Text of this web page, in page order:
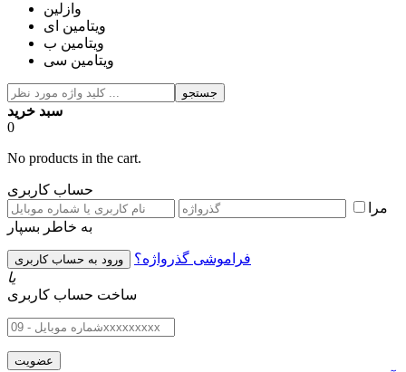
وازلین
ویتامین ای
ویتامین ب
ویتامین سی
جستجو
سبد خرید
0
No products in the cart.
حساب کاربری
مرا
به خاطر بسپار
فراموشی گذرواژه؟
یا
ساخت حساب کاربری